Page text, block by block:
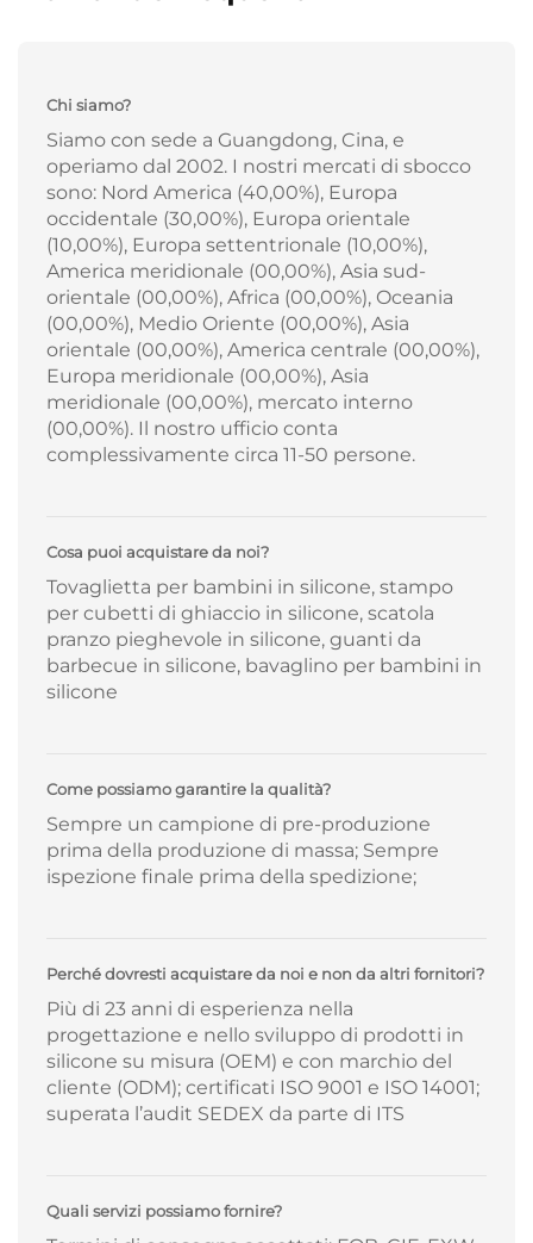
Chi siamo?
Siamo con sede a Guangdong, Cina, e
operiamo dal 2002. I nostri mercati di sbocco
sono: Nord America (40,00%), Europa
occidentale (30,00%), Europa orientale
(10,00%), Europa settentrionale (10,00%),
America meridionale (00,00%), Asia sud-
orientale (00,00%), Africa (00,00%), Oceania
(00,00%), Medio Oriente (00,00%), Asia
orientale (00,00%), America centrale (00,00%),
Europa meridionale (00,00%), Asia
meridionale (00,00%), mercato interno
(00,00%). Il nostro ufficio conta
complessivamente circa 11-50 persone.
Cosa puoi acquistare da noi?
Tovaglietta per bambini in silicone, stampo
per cubetti di ghiaccio in silicone, scatola
pranzo pieghevole in silicone, guanti da
barbecue in silicone, bavaglino per bambini in
silicone
Come possiamo garantire la qualità?
Sempre un campione di pre-produzione
prima della produzione di massa; Sempre
ispezione finale prima della spedizione;
Perché dovresti acquistare da noi e non da altri fornitori?
Più di 23 anni di esperienza nella
progettazione e nello sviluppo di prodotti in
silicone su misura (OEM) e con marchio del
cliente (ODM); certificati ISO 9001 e ISO 14001;
superata l’audit SEDEX da parte di ITS
Quali servizi possiamo fornire?